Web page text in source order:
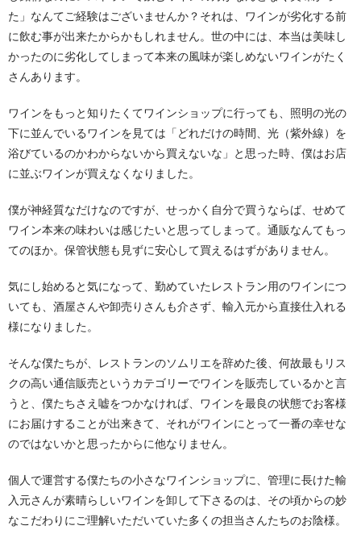
た」なんてご経験はございませんか？それは、ワインが劣化する前
に飲む事が出来たからかもしれません。世の中には、本当は美味し
かったのに劣化してしまって本来の風味が楽しめないワインがたく
さんあります。
ワインをもっと知りたくてワインショップに行っても、照明の光の
下に並んでいるワインを見ては「どれだけの時間、光（紫外線）を
浴びているのかわからないから買えないな」と思った時、僕はお店
に並ぶワインが買えなくなりました。
僕が神経質なだけなのですが、せっかく自分で買うならば、せめて
ワイン本来の味わいは感じたいと思ってしまって。通販なんてもっ
てのほか。保管状態も見ずに安心して買えるはずがありません。
気にし始めると気になって、勤めていたレストラン用のワインにつ
いても、酒屋さんや卸売りさんも介さず、輸入元から直接仕入れる
様になりました。
そんな僕たちが、レストランのソムリエを辞めた後、何故最もリス
クの高い通信販売というカテゴリーでワインを販売しているかと言
うと、僕たちさえ嘘をつかなければ、ワインを最良の状態でお客様
にお届けすることが出来きて、それがワインにとって一番の幸せな
のではないかと思ったからに他なりません。
個人で運営する僕たちの小さなワインショップに、管理に長けた輸
入元さんが素晴らしいワインを卸して下さるのは、その頃からの妙
なこだわりにご理解いただいていた多くの担当さんたちのお陰様。